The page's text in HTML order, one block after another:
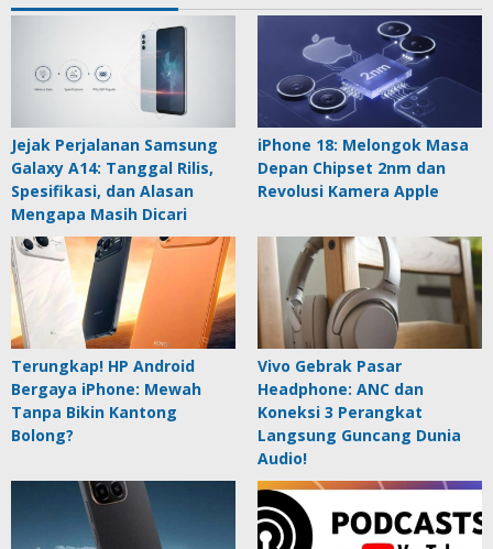
Jejak Perjalanan Samsung
Galaxy A14: Tanggal Rilis,
Spesifikasi, dan Alasan
Mengapa Masih Dicari
iPhone 18: Melongok Masa
Depan Chipset 2nm dan
Revolusi Kamera Apple
Terungkap! HP Android
Bergaya iPhone: Mewah
Tanpa Bikin Kantong
Bolong?
Vivo Gebrak Pasar
Headphone: ANC dan
Koneksi 3 Perangkat
Langsung Guncang Dunia
Audio!